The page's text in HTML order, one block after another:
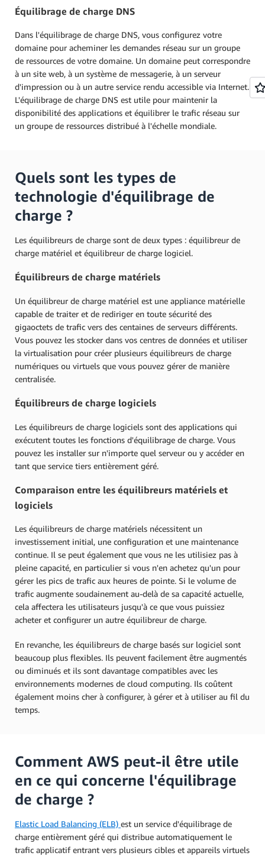
Équilibrage de charge DNS
Dans l'équilibrage de charge DNS, vous configurez votre
domaine pour acheminer les demandes réseau sur un groupe
de ressources de votre domaine. Un domaine peut correspondre
à un site web, à un système de messagerie, à un serveur
d'impression ou à un autre service rendu accessible via Internet.
L'équilibrage de charge DNS est utile pour maintenir la
disponibilité des applications et équilibrer le trafic réseau sur
un groupe de ressources distribué à l'échelle mondiale.
Quels sont les types de
technologie d'équilibrage de
charge ?
Les équilibreurs de charge sont de deux types : équilibreur de
charge matériel et équilibreur de charge logiciel.
Équilibreurs de charge matériels
Un équilibreur de charge matériel est une appliance matérielle
capable de traiter et de rediriger en toute sécurité des
gigaoctets de trafic vers des centaines de serveurs différents.
Vous pouvez les stocker dans vos centres de données et utiliser
la virtualisation pour créer plusieurs équilibreurs de charge
numériques ou virtuels que vous pouvez gérer de manière
centralisée.
Équilibreurs de charge logiciels
Les équilibreurs de charge logiciels sont des applications qui
exécutent toutes les fonctions d'équilibrage de charge. Vous
pouvez les installer sur n'importe quel serveur ou y accéder en
tant que service tiers entièrement géré.
Comparaison entre les équilibreurs matériels et
logiciels
Les équilibreurs de charge matériels nécessitent un
investissement initial, une configuration et une maintenance
continue. Il se peut également que vous ne les utilisiez pas à
pleine capacité, en particulier si vous n'en achetez qu'un pour
gérer les pics de trafic aux heures de pointe. Si le volume de
trafic augmente soudainement au-delà de sa capacité actuelle,
cela affectera les utilisateurs jusqu'à ce que vous puissiez
acheter et configurer un autre équilibreur de charge.
En revanche, les équilibreurs de charge basés sur logiciel sont
beaucoup plus flexibles. Ils peuvent facilement être augmentés
ou diminués et ils sont davantage compatibles avec les
environnements modernes de cloud computing. Ils coûtent
également moins cher à configurer, à gérer et à utiliser au fil du
temps.
Comment AWS peut-il être utile
en ce qui concerne l'équilibrage
de charge ?
Elastic Load Balancing (ELB) est un service d'équilibrage de
charge entièrement géré qui distribue automatiquement le
trafic applicatif entrant vers plusieurs cibles et appareils virtuels